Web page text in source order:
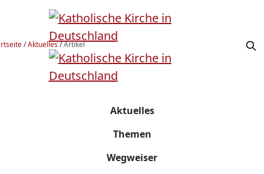
/Aktuelles/Artikel
Aktuelles
Themen
Wegweiser